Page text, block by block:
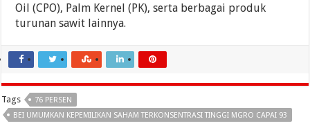
Oil (CPO), Palm Kernel (PK), serta berbagai produk
turunan sawit lainnya.
Tags
76 PERSEN
BEI UMUMKAN KEPEMILIKAN SAHAM TERKONSENTRASI TINGGI MGRO CAPAI 93